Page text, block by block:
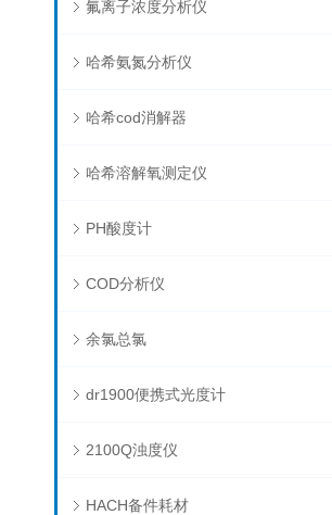
氟离子浓度分析仪
哈希氨氮分析仪
哈希cod消解器
哈希溶解氧测定仪
PH酸度计
COD分析仪
余氯总氯
dr1900便携式光度计
2100Q浊度仪
HACH备件耗材